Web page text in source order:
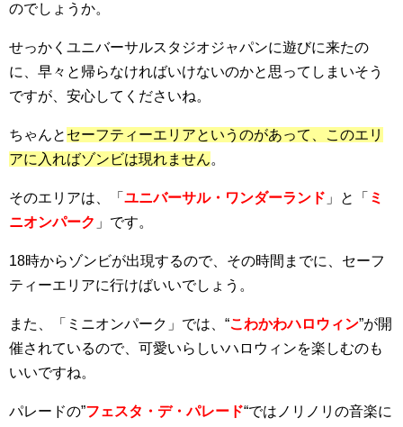
のでしょうか。
せっかくユニバーサルスタジオジャパンに遊びに来たの
に、早々と帰らなければいけないのかと思ってしまいそう
ですが、安心してくださいね。
ちゃんと セーフティーエリアというのがあって、このエリ
アに入ればゾンビは現れません。
そのエリアは、「 ユニバーサル・ワンダーランド 」と「 ミ
ニオンパーク 」です。
18時からゾンビが出現するので、その時間までに、セーフ
ティーエリアに行けばいいでしょう。
また、「ミニオンパーク」では、“こわかわハロウィン”が開
催されているので、可愛いらしいハロウィンを楽しむのも
いいですね。
パレードの”フェスタ・デ・パレード“ではノリノリの音楽に